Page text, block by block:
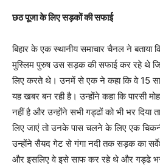
छठ पूजा के लिए सड़कों की सफाई
बिहार के एक स्थानीय समाचार चैनल ने बताया
मुस्लिम पुरुष उस सड़क की सफाई कर रहे थे
लिए करते थे। उनमें से एक ने कहा कि वे 15
यह खबर बन रही है। उन्होंने कहा कि पारसी
नहीं है और उन्होंने सभी गड्ढों को भी भर दिया
लिए जाएं तो उनके पास चलने के लिए एक
उन्होंने सैयद गेट से गंगा नदी तक सड़क का
और इसलिए वे इसे साफ कर रहे थे और गड्ढे